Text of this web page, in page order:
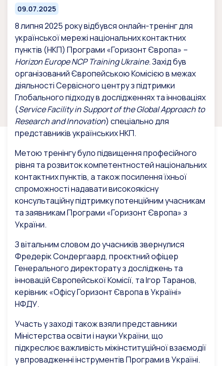
09.07.2025
8 липня 2025 року відбувся онлайн-тренінг для
української мережі національних контактних
пунктів (НКП) Програми «Горизонт Європа» –
Horizon Europe NCP Training Ukraine. Захід був
організований Європейською Комісією в межах
діяльності Сервісного центру з підтримки
Глобального підходу в дослідженнях та інноваціях
(Service Facility in Support of the Global Approach to
Research and Innovation) спеціально для
представників українських НКП.
Метою тренінгу було підвищення професійного
рівня та розвиток компетентностей національних
контактних пунктів, а також посилення їхньої
спроможності надавати високоякісну
консультаційну підтримку потенційним учасникам
та заявникам Програми «Горизонт Європа» з
України.
З вітальним словом до учасників звернулися
Фредерік Сондергаард, проєктний офіцер
Генерального директорату з досліджень та
інновацій Європейської Комісії, та Ігор Таранов,
керівник «Офісу Горизонт Європа в Україні»
НФДУ.
Участь у заході також взяли представники
Міністерства освіти і науки України, що
підкреслює важливість міжінституційної взаємодії
у впровадженні інструментів Програми в Україні.